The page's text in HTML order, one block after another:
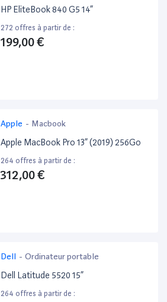
HP EliteBook 840 G5 14”
272 offres à partir de :
199,00 €
Apple - Macbook
Apple MacBook Pro 13” (2019) 256Go
264 offres à partir de :
312,00 €
Dell - Ordinateur portable
Dell Latitude 5520 15”
264 offres à partir de :